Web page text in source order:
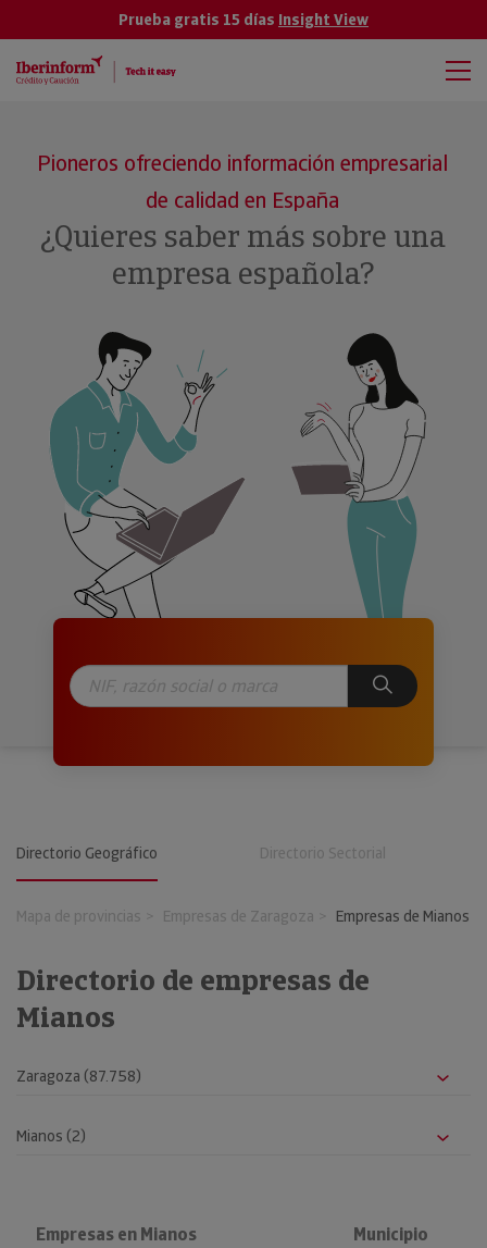
Prueba gratis 15 días Insight View
Pioneros ofreciendo información empresarial
de calidad en España
¿Quieres saber más sobre una
empresa española?
Directorio Geográfico Directorio Sectorial
Mapa de provincias Empresas de Zaragoza Empresas de Mianos
Directorio de empresas de
Mianos
Empresas en Mianos Municipio